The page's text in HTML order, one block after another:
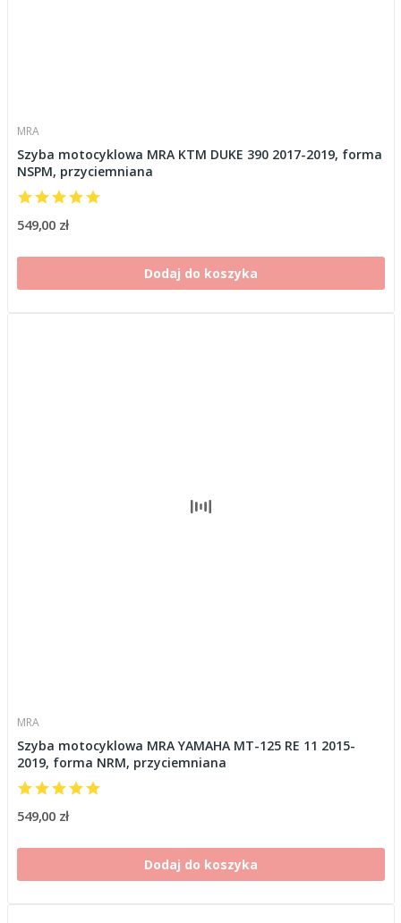
MRA
Szyba motocyklowa MRA KTM DUKE 390 2017-2019, forma
NSPM, przyciemniana
549,00 zł
Dodaj do koszyka
MRA
Szyba motocyklowa MRA YAMAHA MT-125 RE 11 2015-
2019, forma NRM, przyciemniana
549,00 zł
Dodaj do koszyka